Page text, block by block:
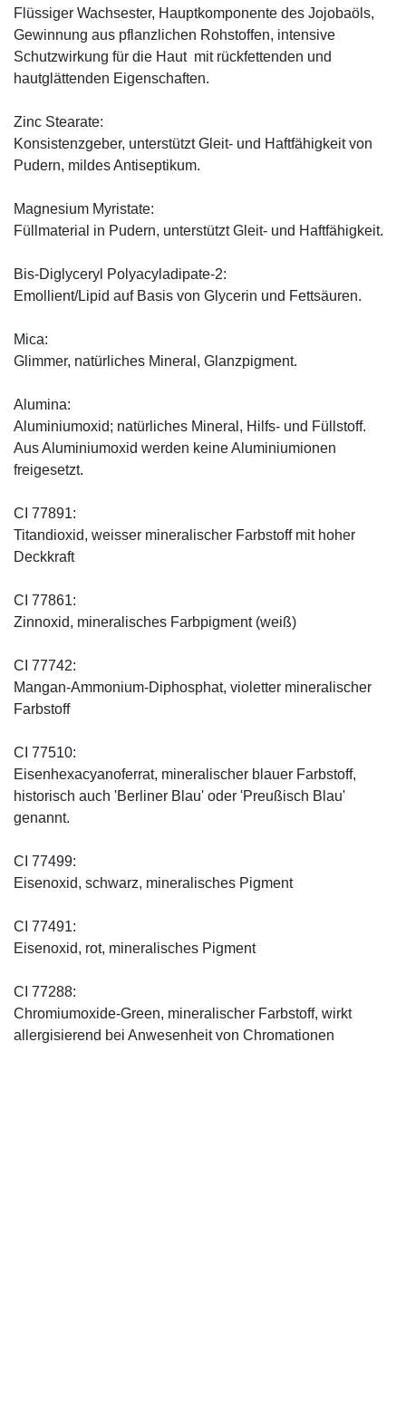
Flüssiger Wachsester, Hauptkomponente des Jojobaöls,
Gewinnung aus pflanzlichen Rohstoffen, intensive
Schutzwirkung für die Haut mit rückfettenden und
hautglättenden Eigenschaften.
Zinc Stearate:
Konsistenzgeber, unterstützt Gleit- und Haftfähigkeit von
Pudern, mildes Antiseptikum.
Magnesium Myristate:
Füllmaterial in Pudern, unterstützt Gleit- und Haftfähigkeit.
Bis-Diglyceryl Polyacyladipate-2:
Emollient/Lipid auf Basis von Glycerin und Fettsäuren.
Mica:
Glimmer, natürliches Mineral, Glanzpigment.
Alumina:
Aluminiumoxid; natürliches Mineral, Hilfs- und Füllstoff.
Aus Aluminiumoxid werden keine Aluminiumionen
freigesetzt.
CI 77891:
Titandioxid, weisser mineralischer Farbstoff mit hoher
Deckkraft
CI 77861:
Zinnoxid, mineralisches Farbpigment (weiß)
CI 77742:
Mangan-Ammonium-Diphosphat, violetter mineralischer
Farbstoff
CI 77510:
Eisenhexacyanoferrat, mineralischer blauer Farbstoff,
historisch auch 'Berliner Blau' oder 'Preußisch Blau'
genannt.
CI 77499:
Eisenoxid, schwarz, mineralisches Pigment
CI 77491:
Eisenoxid, rot, mineralisches Pigment
CI 77288:
Chromiumoxide-Green, mineralischer ­Farbstoff, wirkt
allergisierend bei Anwesenheit von Chromationen